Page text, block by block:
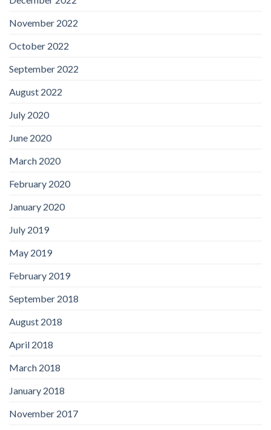
November 2022
October 2022
September 2022
August 2022
July 2020
June 2020
March 2020
February 2020
January 2020
July 2019
May 2019
February 2019
September 2018
August 2018
April 2018
March 2018
January 2018
November 2017